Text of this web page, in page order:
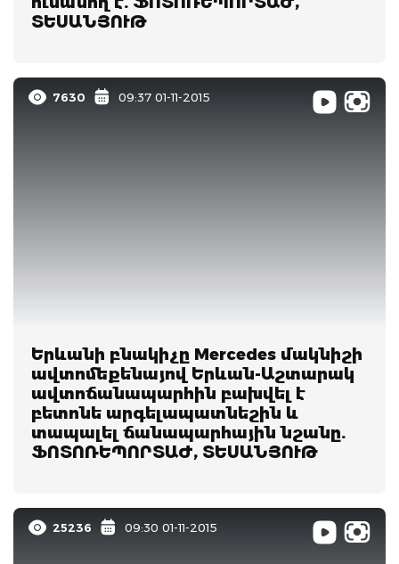
ՏԵՍԱՆՅՈՒԹ
7630 09:37 01-11-2015
Երևանի բնակիչը Mercedes մակնիշի
ավտոմեքենայով Երևան-Աշտարակ
ավտոճանապարհին բախվել է
բետոնե արգելապատնեշին և
տապալել ճանապարհային նշանը.
ՖՈՏՈՌԵՊՈՐՏԱԺ, ՏԵՍԱՆՅՈՒԹ
25236 09:30 01-11-2015